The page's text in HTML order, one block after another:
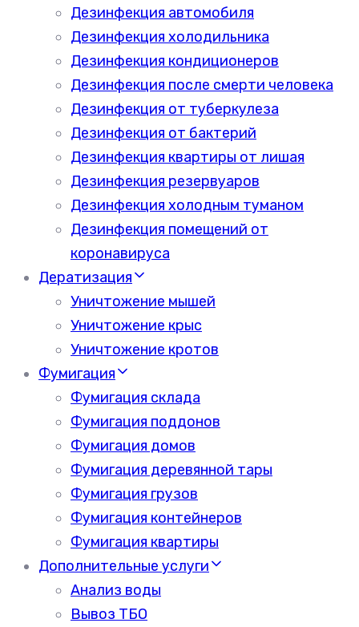
Дезинфекция автомобиля
Дезинфекция холодильника
Дезинфекция кондиционеров
Дезинфекция после смерти человека
Дезинфекция от туберкулеза
Дезинфекция от бактерий
Дезинфекция квартиры от лишая
Дезинфекция резервуаров
Дезинфекция холодным туманом
Дезинфекция помещений от
коронавируса
Дератизация
Уничтожение мышей
Уничтожение крыс
Уничтожение кротов
Фумигация
Фумигация склада
Фумигация поддонов
Фумигация домов
Фумигация деревянной тары
Фумигация грузов
Фумигация контейнеров
Фумигация квартиры
Дополнительные услуги
Анализ воды
Вывоз ТБО